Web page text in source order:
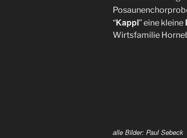
“Kappl” eine kleine
Wirtsfamilie
alle Bilder: Paul Sebeck